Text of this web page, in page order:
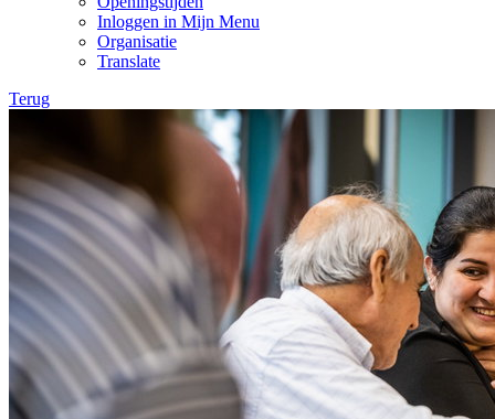
Inloggen in Mijn Menu
Organisatie
Translate
Terug